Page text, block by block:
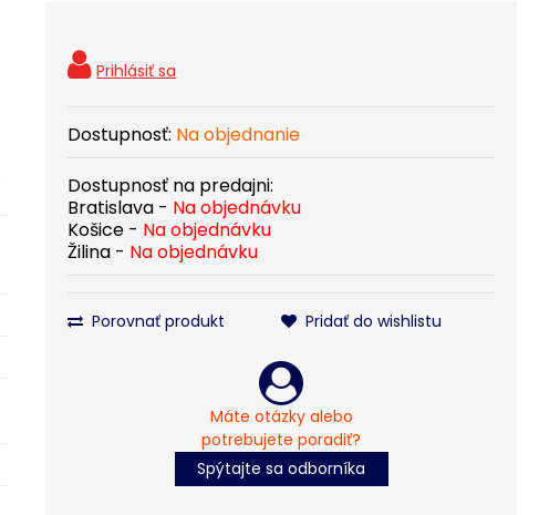
Dostupnosť: Na objednanie
Dostupnosť na predajni:
Bratislava - Na objednávku
Košice - Na objednávku
Žilina - Na objednávku
Porovnať produkt Pridať do wishlistu
Máte otázky alebo
potrebujete poradiť?
Spýtajte sa odborníka